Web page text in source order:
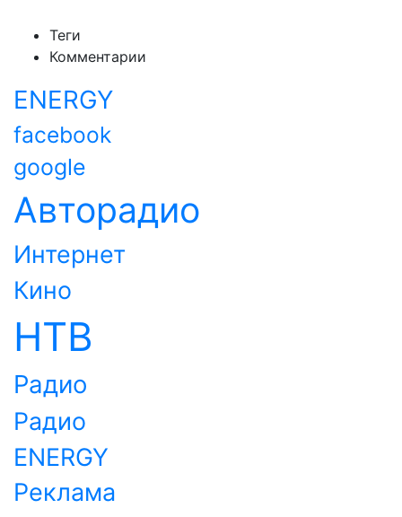
Теги
Комментарии
ENERGY
facebook
google
Авторадио
Интернет
Кино
НТВ
Радио
Радио
ENERGY
Реклама